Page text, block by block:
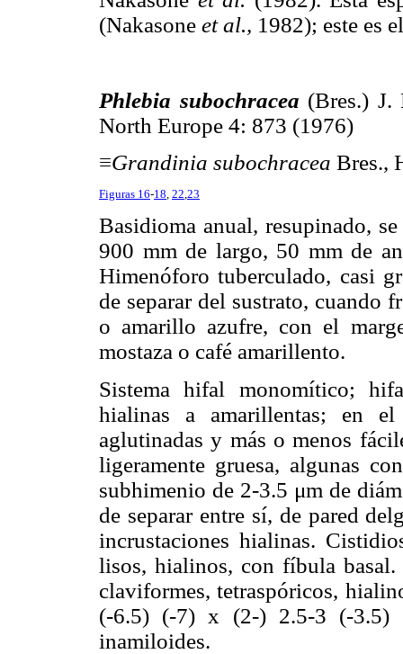
(Nakasone et al., 1982); este es
Phlebia subochracea (Bres.) J.
North Europe 4: 873 (1976)
≡Grandinia subochracea Bres.,
Figuras 16-18, 22,23
Basidioma anual, resupinado,
900 mm de largo, 50 mm de
Himenóforo tuberculado, casi
de separar del sustrato, cuando
o amarillo azufre, con el
mostaza o café amarillento.
Sistema hifal monomítico;
hialinas a amarillentas; en
aglutinadas y más o menos
ligeramente gruesa, algunas
subhimenio de 2-3.5 μm de
de separar entre sí, de pared
incrustaciones hialinas.
lisos, hialinos, con fíbula
claviformes, tetraspóricos,
(-6.5) (-7) x (2-) 2.5-3 (-3.5)
inamiloides.